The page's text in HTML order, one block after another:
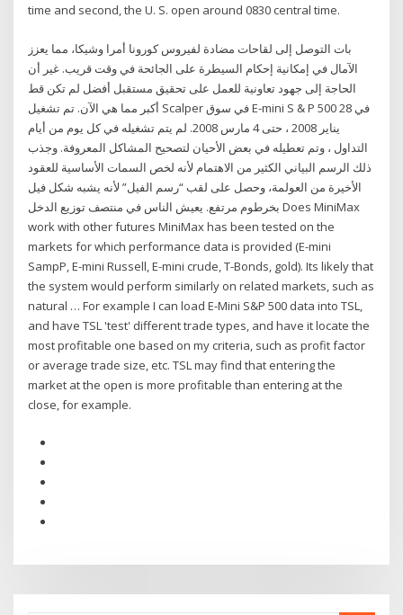
time and second, the U. S. open around 0830 central time.
بات التوصل إلى لقاحات مضادة لفيروس كورونا أمرا وشيكا، مما يعزز
الآمال في إمكانية إحكام السيطرة على الجائحة في وقت قريب. غير أن
الحاجة إلى جهود تعاونية للعمل على تحقيق مستقبل أفضل لم تكن قط
أكبر مما هي الآن. تم تشغيل Scalper في سوق E-mini S & P 500 في 28
يناير 2008 ، حتى 4 مارس 2008. لم يتم تشغيله في كل يوم من أيام
التداول ، وتم تعطيله في بعض الأحيان لتصحيح المشاكل المعروفة. وجذب
ذلك الرسم البياني الكثير من الاهتمام لأنه لخص السمات الأساسية للعقود
الأخيرة من العولمة، وحصل على لقب “رسم الفيل” لأنه يشبه شكل فيل
بخرطوم مرتفع. يعيش الناس في منتصف توزيع الدخل Does MiniMax
work with other futures MiniMax has been tested on the
markets for which performance data is provided (E-mini
SampP, E-mini Russell, E-mini crude, T-Bonds, gold). Its likely that
the system would perform similarly on related markets, such as
natural … For example I can load E-Mini S&P 500 data into TSL,
and have TSL 'test' different trade types, and have it locate the
most profitable one based on my criteria, such as profit factor
or average trade size, etc. TSL may find that entering the
market at the open is more profitable than entering at the
close, for example.